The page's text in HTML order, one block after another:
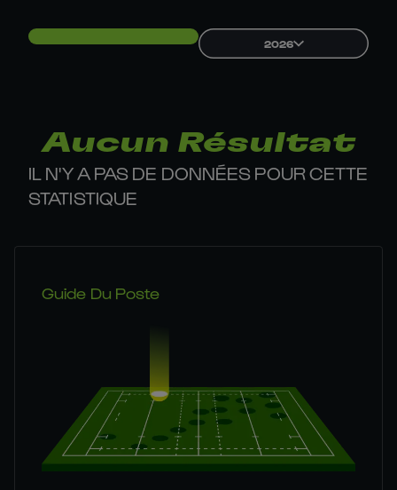
2026
Aucun Résultat
IL N'Y A PAS DE DONNÉES POUR CETTE
STATISTIQUE
Guide Du Poste